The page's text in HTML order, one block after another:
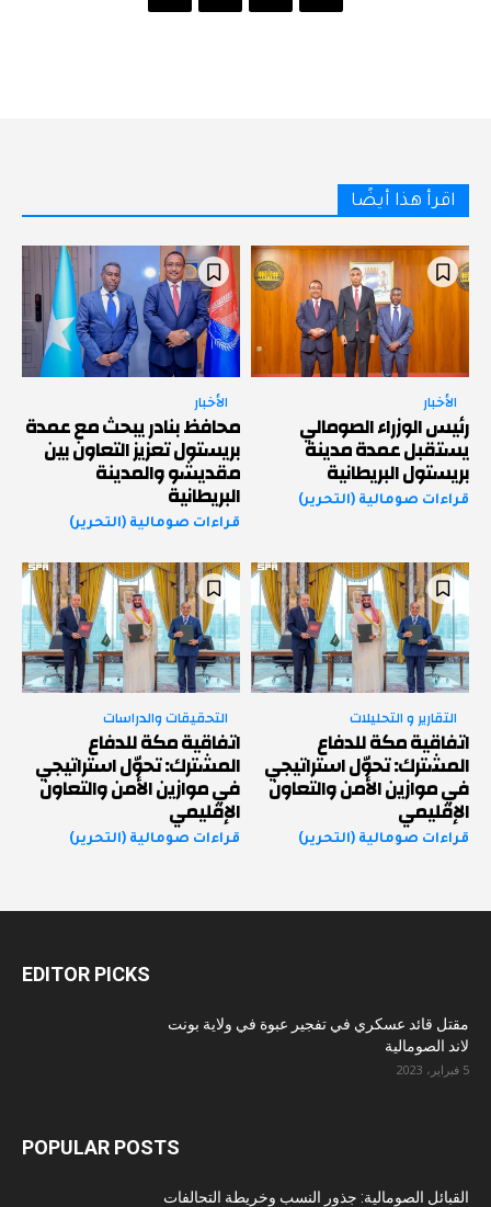
اقرأ هذا أيضًا
الأخبار
رئيس الوزراء الصومالي
يستقبل عمدة مدينة
بريستول البريطانية
قراءات صومالية (التحرير)
الأخبار
محافظ بنادر يبحث مع عمدة
بريستول تعزيز التعاون بين
مقديشو والمدينة
البريطانية
قراءات صومالية (التحرير)
التقارير و التحليلات
اتفاقية مكة للدفاع
المشترك: تحوّل استراتيجي
في موازين الأمن والتعاون
الإقليمي
قراءات صومالية (التحرير)
التحقيقات والدراسات
اتفاقية مكة للدفاع
المشترك: تحوّل استراتيجي
في موازين الأمن والتعاون
الإقليمي
قراءات صومالية (التحرير)
EDITOR PICKS
مقتل قائد عسكري في تفجير عبوة في ولاية بونت
لاند الصومالية
5 فبراير، 2023
POPULAR POSTS
القبائل الصومالية: جذور النسب وخريطة التحالفات